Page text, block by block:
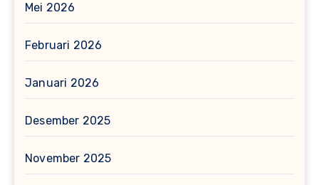
Mei 2026
Februari 2026
Januari 2026
Desember 2025
November 2025